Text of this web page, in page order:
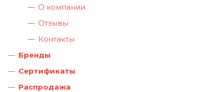
О компании
Отзывы
Контакты
Бренды
Сертификаты
Распродажа